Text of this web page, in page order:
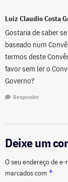
Luiz Claudio Costa
Gostaria de saber
baseado num
termos deste
favor sem ler o
Governo?
Responder
Deixe um
O seu endereço de
marcados com *